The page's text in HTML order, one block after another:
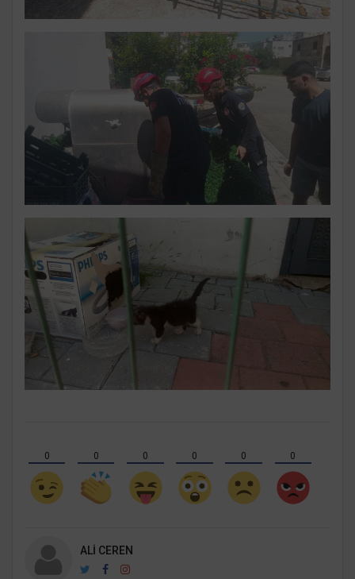
0 0 0 0 0 0
ALI CEREN